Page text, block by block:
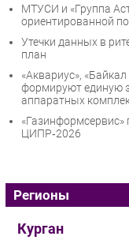
МТУСИ и «Группа
ориентированной
Утечки данных в
план
«Аквариус»,
формируют единую
аппаратных
ЦИПР‑2026
Регионы
Курган